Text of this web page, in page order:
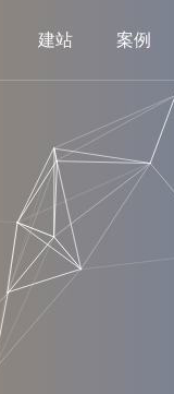
建站 案例